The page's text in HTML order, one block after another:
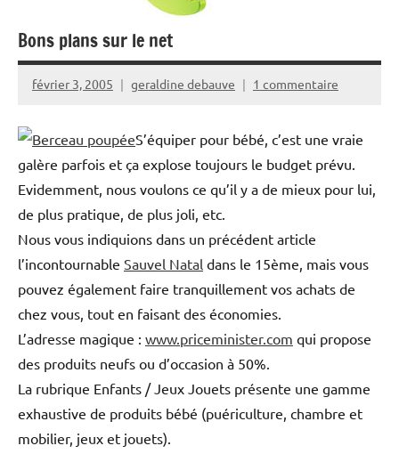
Bons plans sur le net
février 3, 2005 geraldine debauve 1 commentaire
S’équiper pour bébé, c’est une vraie
galère parfois et ça explose toujours le budget prévu.
Evidemment, nous voulons ce qu’il y a de mieux pour lui,
de plus pratique, de plus joli, etc.
Nous vous indiquions dans un précédent article
l’incontournable Sauvel Natal dans le 15ème, mais vous
pouvez également faire tranquillement vos achats de
chez vous, tout en faisant des économies.
L’adresse magique : www.priceminister.com qui propose
des produits neufs ou d’occasion à 50%.
La rubrique Enfants / Jeux Jouets présente une gamme
exhaustive de produits bébé (puériculture, chambre et
mobilier, jeux et jouets).